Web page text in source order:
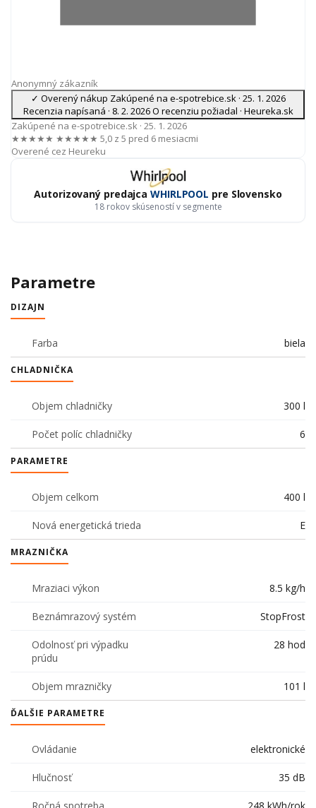
Anonymný zákazník
✓ Overený nákup Zakúpené na e-spotrebice.sk · 25. 1. 2026
Recenzia napísaná · 8. 2. 2026O recenziu požiadal · Heureka.sk
Zakúpené na e-spotrebice.sk · 25. 1. 2026
★★★★★ ★★★★★ 5,0 z 5 pred 6 mesiacmi
Overené cez Heureku
Autorizovaný predajcaWHIRLPOOL pre Slovensko
18 rokov skúseností v segmente
Parametre
DIZAJN
Farba biela
CHLADNIČKA
Objem chladničky 300 l
Počet políc chladničky 6
PARAMETRE
Objem celkom 400 l
Nová energetická trieda E
MRAZNIČKA
Mraziaci výkon 8.5 kg/h
Beznámrazový systém StopFrost
Odolnosť pri výpadku
prúdu
28 hod
Objem mrazničky 101 l
ĎALŠIE PARAMETRE
Ovládanie elektronické
Hlučnosť 35 dB
Ročná spotreba 248 kWh/rok